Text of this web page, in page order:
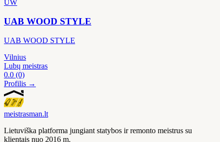
UW
UAB WOOD STYLE
UAB WOOD STYLE
Vilnius
Lubų meistras
0.0 (0)
Profilis →
meistrasman.lt
Lietuviška platforma jungiant statybos ir remonto meistrus su
klientais nuo 2016 m.